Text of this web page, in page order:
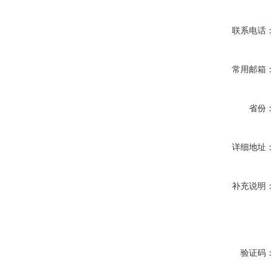
联系电话
常用邮箱
省份
详细地址
补充说明
验证码